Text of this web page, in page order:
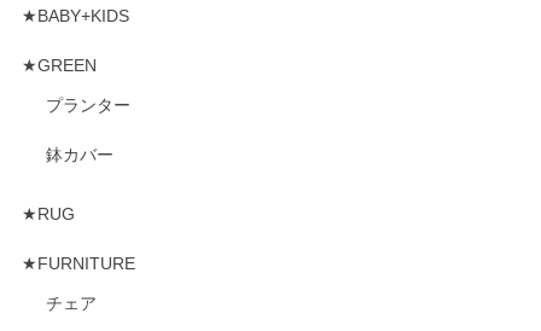
★BABY+KIDS
★GREEN
プランター
鉢カバー
★RUG
★FURNITURE
チェア